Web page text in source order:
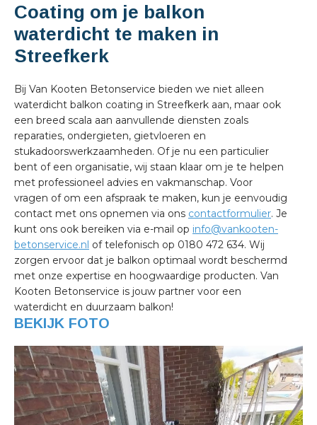
Coating om je balkon
waterdicht te maken in
Streefkerk
Bij Van Kooten Betonservice bieden we niet alleen
waterdicht balkon coating in Streefkerk aan, maar ook
een breed scala aan aanvullende diensten zoals
reparaties, ondergieten, gietvloeren en
stukadoorswerkzaamheden. Of je nu een particulier
bent of een organisatie, wij staan klaar om je te helpen
met professioneel advies en vakmanschap. Voor
vragen of om een afspraak te maken, kun je eenvoudig
contact met ons opnemen via ons contactformulier. Je
kunt ons ook bereiken via e-mail op info@vankooten-
betonservice.nl of telefonisch op 0180 472 634. Wij
zorgen ervoor dat je balkon optimaal wordt beschermd
met onze expertise en hoogwaardige producten. Van
Kooten Betonservice is jouw partner voor een
waterdicht en duurzaam balkon!
BEKIJK FOTO